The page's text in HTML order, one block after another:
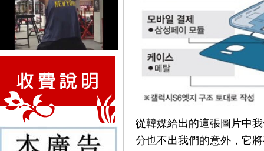
從韓媒給出的這張圖片中
分也不出我們的意外，它